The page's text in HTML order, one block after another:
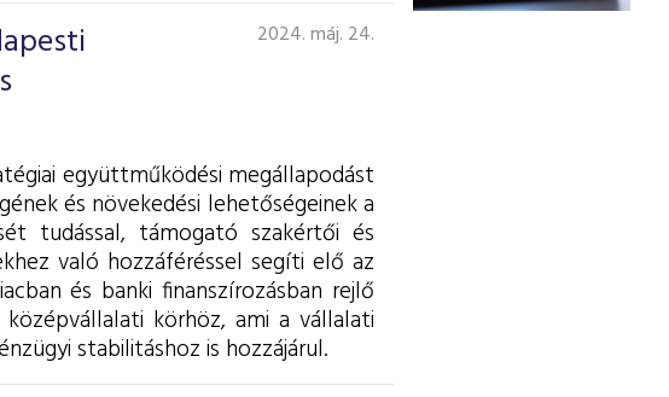
2024. máj. 24.
együttműködési megállapodást
és növekedési lehetőségeinek a
tudással, támogató szakértői és
való hozzáféréssel segíti elő az
és banki finanszírozásban rejlő
körhöz, ami a vállalati
stabilitáshoz is hozzájárul.